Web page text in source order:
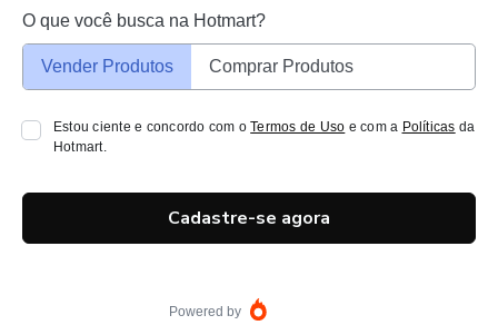
O que você busca na Hotmart?
Vender Produtos Comprar Produtos
Estou ciente e concordo com oTermos de Uso e com a Políticas da
Hotmart.
Cadastre-se agora
Powered by